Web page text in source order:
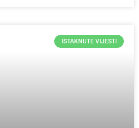
ISTAKNUTE VIJESTI